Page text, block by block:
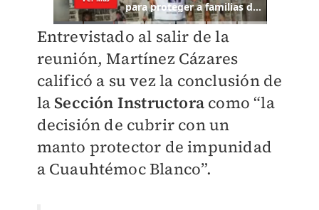
Entrevistado al salir de la
reunión, Martínez Cázares
calificó a su vez la conclusión de
la Sección Instructoracomo “la
decisión de cubrir con un
manto protector de impunidad
a Cuauhtémoc Blanco”.